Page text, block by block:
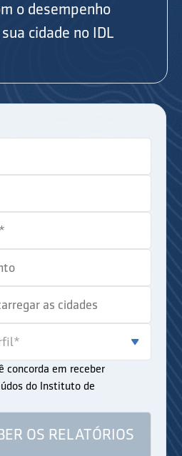
o desempenho
cidade no IDL
concorda em receber
do Instituto de